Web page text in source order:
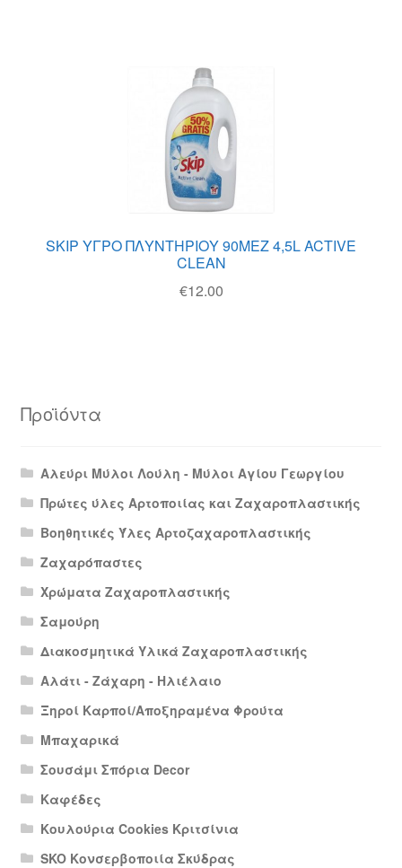
SKIP ΥΓΡΟ ΠΛΥΝΤΗΡΙΟΥ 90ΜΕΖ 4,5L ACTIVE
CLEAN
€12.00
Προϊόντα
Αλεύρι Μύλοι Λούλη - Μύλοι Αγίου Γεωργίου
Πρώτες ύλες Αρτοποιίας και Ζαχαροπλαστικής
Βοηθητικές Ύλες Αρτοζαχαροπλαστικής
Ζαχαρόπαστες
Χρώματα Ζαχαροπλαστικής
Σαμούρη
Διακοσμητικά Υλικά Ζαχαροπλαστικής
Αλάτι - Ζάχαρη - Ηλιέλαιο
Ξηροί Καρποί/Αποξηραμένα Φρούτα
Μπαχαρικά
Σουσάμι Σπόρια Decor
Καφέδες
Κουλούρια Cookies Κριτσίνια
SKO Κονσερβοποιία Σκύδρας